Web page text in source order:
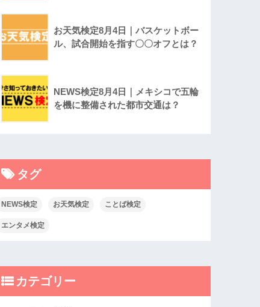
お天気検定8月4日｜バスケットボー
ル、試合開始を指す〇〇オフとは？
NEWS検定8月4日｜メキシコで五輪
を機に整備された都市交通は？
タグ
NEWS検定 お天気検定 ことば検定
エンタメ検定
カテゴリー